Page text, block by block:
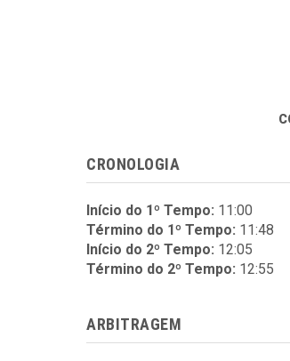
CRONOLOGIA
Início do 1º Tempo: 11:00
Término do 1º Tempo: 11:48
Início do 2º Tempo: 12:05
Término do 2º Tempo: 12:55
ARBITRAGEM